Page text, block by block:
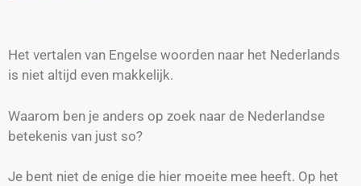
Het vertalen van Engelse woorden naar het Nederlands
is niet altijd even makkelijk.
Waarom ben je anders op zoek naar de Nederlandse
betekenis van just so?
Je bent niet de enige die hier moeite mee heeft. Op het